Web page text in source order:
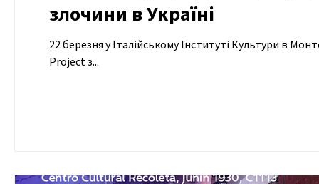
злочини в Україні
22 березня у Італійському Інституті Культури в
Project з...